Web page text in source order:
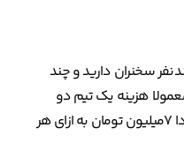
سخنران دارید و چند
هزینه یک تیم دو
نفره برای صدا و ۳ میکروفون حدودا ۷میلیون تومان به ازای هر